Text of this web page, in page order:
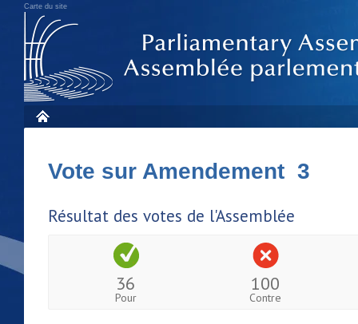
Carte du site
Vote sur Amendement 3
Résultat des votes de l'Assemblée
36
Pour
100
Contre